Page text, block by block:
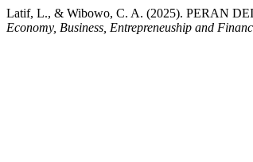
Latif, L., & Wibowo, C. A. (2025). PERAN
Economy, Business, Entrepreneuship and